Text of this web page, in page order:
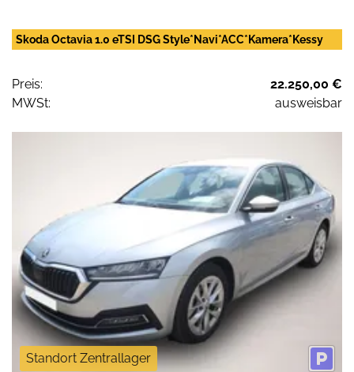
Skoda Octavia 1.0 eTSI DSG Style*Navi*ACC*Kamera*Kessy
Preis:
22.250,00 €
MWSt:
ausweisbar
Standort Zentrallager